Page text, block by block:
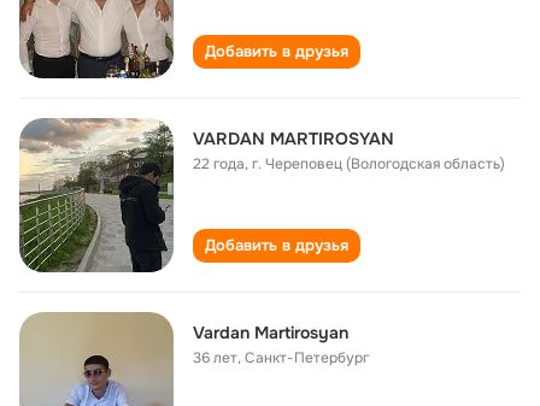
Добавить в друзья
VARDAN MARTIROSYAN
22 года,г. Череповец (Вологодская область)
Добавить в друзья
Vardan Martirosyan
36 лет,Санкт-Петербург